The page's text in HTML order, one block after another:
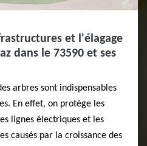
et l'élagage
dans le 73590 et ses
arbres sont indispensables
En effet, on protège les
lignes électriques et les
causés par la croissance des